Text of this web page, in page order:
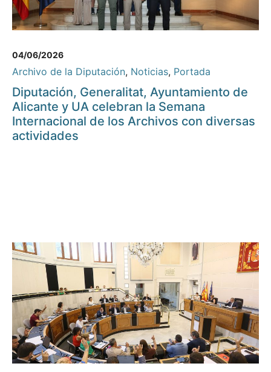
04/06/2026
Archivo de la Diputación, Noticias, Portada
Diputación, Generalitat, Ayuntamiento de
Alicante y UA celebran la Semana
Internacional de los Archivos con diversas
actividades